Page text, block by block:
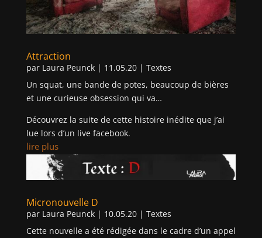
Attraction
par Laura Peunck| 11.05.20| Textes
Un squat, une bande de potes, beaucoup de bières
et une curieuse obsession qui va…
Découvrez la suite de cette histoire inédite que j’ai
lue lors d’un live facebook.
lire plus
Micronouvelle D
par Laura Peunck| 10.05.20| Textes
Cette nouvelle a été rédigée dans le cadre d’un appel